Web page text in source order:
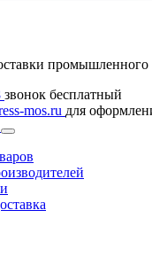
звонок бесплатный
mos.ru для